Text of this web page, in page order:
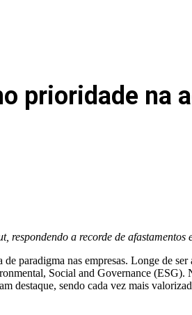
prioridade na
a recorde de afastamentos
paradigma nas empresas. Longe de
Social and Governance
destaque, sendo cada vez mais